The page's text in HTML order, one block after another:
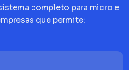
completo para micro e
que permite: